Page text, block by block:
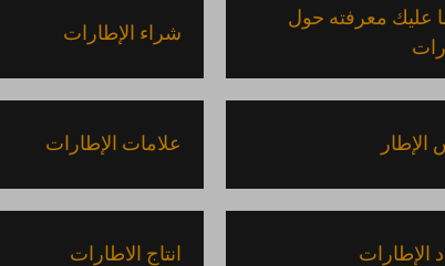
عليك معرفته حول
شراء الإطارات
علامات الإطارات
الإطارات انتاج الاطارات